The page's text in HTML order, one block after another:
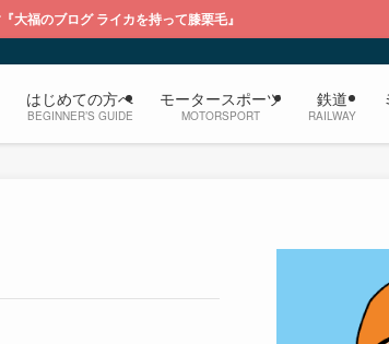
を持って膝栗毛』
はじめての方へ
BEGINNER’S GUIDE
モータースポーツ
MOTORSPORT
鉄道
RAILWAY